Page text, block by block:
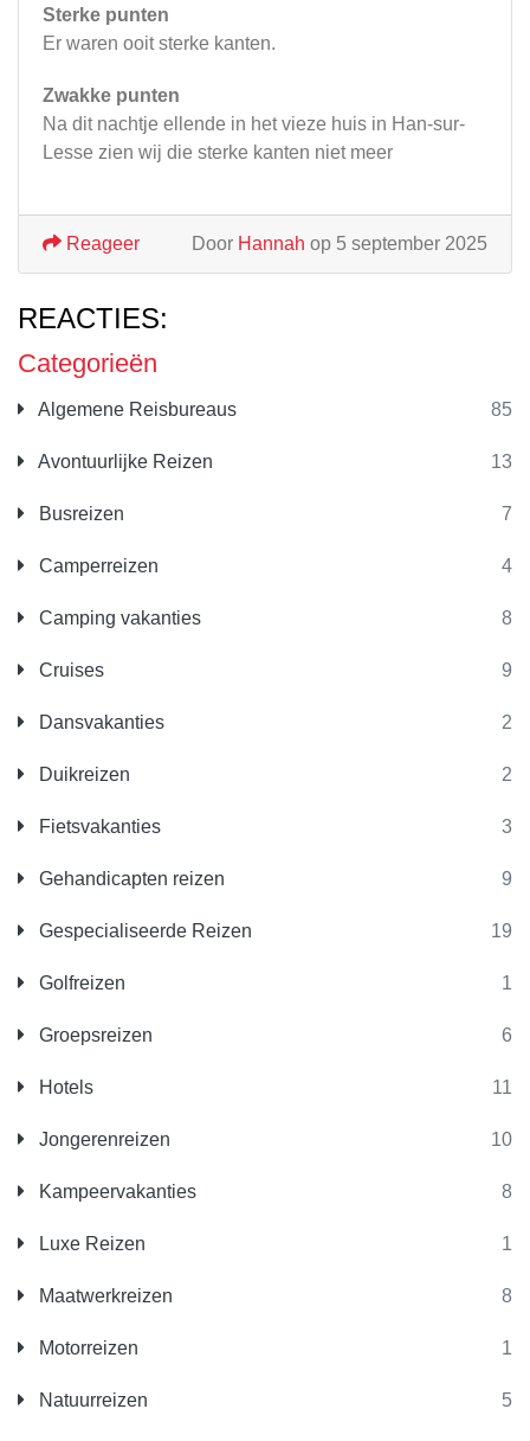
Categorieën
Algemene Reisbureaus 85
Avontuurlijke Reizen 13
Busreizen 7
Camperreizen 4
Camping vakanties 8
Cruises 9
Dansvakanties 2
Duikreizen 2
Fietsvakanties 3
Gehandicapten reizen 9
Gespecialiseerde Reizen 19
Golfreizen 1
Groepsreizen 6
Hotels 11
Jongerenreizen 10
Kampeervakanties 8
Luxe Reizen 1
Maatwerkreizen 8
Motorreizen 1
Natuurreizen 5
Sterke punten
Er waren ooit sterke kanten.
Zwakke punten
Na dit nachtje ellende in het vieze huis in Han-sur-
Lesse zien wij die sterke kanten niet meer
Door Hannah op 5 september 2025
Reageer
REACTIES: